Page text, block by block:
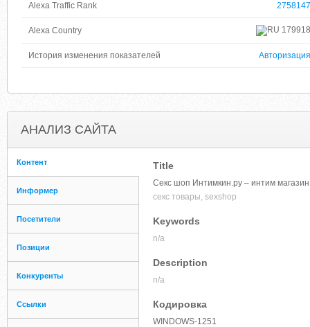
Alexa Traffic Rank 2758147
Alexa Country 179918
История изменения показателей Авторизация
АНАЛИЗ САЙТА
Контент
Информер
Посетители
Позиции
Конкуренты
Ссылки
Title
Секс шоп Интимкин.ру – интим
секс товары, sexshop
Keywords
n/a
Description
n/a
Кодировка
WINDOWS-1251